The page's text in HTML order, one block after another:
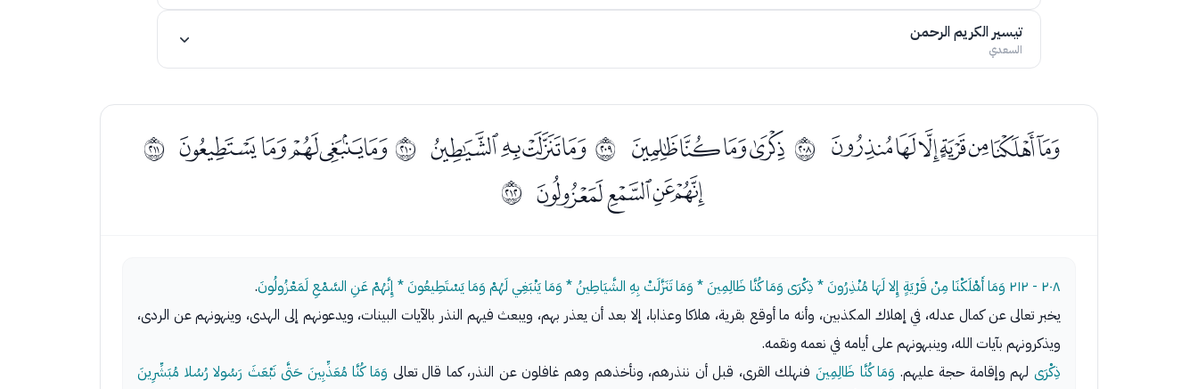
تيسير الكريم الرحمن
السعدي
ﭘﭙﭚﭛﭜﭝﭞ ﳏ ﭠﭡﭢﭣ ﳐﭥﭦﭧﭨ ﳑﭪﭫﭬﭭﭮ ﳒ
ﭰﭱﭲﭳ ﳓ
٢٠٨ - ٢١٢ وَمَا أَهْلَكْنَا مِنْ قَرْيَةٍ إِلا لَهَا مُنْذِرُونَ * ذِكْرَى وَمَا كُنَّا ظَالِمِينَ * وَمَا تَنَزَّلَتْ بِهِ الشَّيَاطِينُ * وَمَا يَنْبَغِي لَهُمْ وَمَا يَسْتَطِيعُونَ * إِنَّهُمْ عَنِ السَّمْعِ لَمَعْزُولُونَ.
يخبر تعالى عن كمال عدله، في إهلاك المكذبين، وأنه ما أوقع بقرية، هلاكا وعذابا، إلا بعد أن يعذر بهم، ويبعث فيهم النذر بالآيات البينات، ويدعونهم إلى الهدى، وينهونهم عن الردى،
ويذكرونهم بآيات الله، وينبهونهم على أيامه في نعمه ونقمه.
ذِكْرَىلهم وإقامة حجة عليهم. وَمَا كُنَّا ظَالِمِينَفنهلك القرى، قبل أن ننذرهم، ونأخذهم وهم غافلون عن النذر، كما قال تعالى وَمَا كُنَّا مُعَذِّبِينَ حَتَّى نَبْعَثَ رَسُولا رُسُلا مُبَشِّرِينَ